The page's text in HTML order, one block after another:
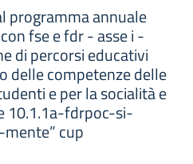
programma annuale
fse e fdr - asse i -
di percorsi educativi
delle competenze delle
e per la socialità e
10.1.1a-fdrpoc-si-
cup